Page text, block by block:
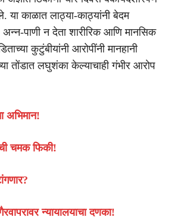
काळात लाठ्या-काठ्यांनी बेदम
पाणी न देता शारीरिक आणि मानसिक
कुटुंबीयांनी आरोपींनी मानहानी
तोंडात लघुशंका केल्याचाही गंभीर आरोप
अभिमान!
चमक फिकी!
न्यायालयाचा दणका!